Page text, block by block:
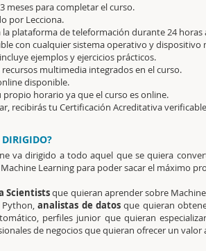
meses para completar el curso.
por Lecciona.
la plataforma de teleformación durante 24 horas
con cualquier sistema operativo y dispositivo
ejemplos y ejercicios prácticos.
recursos multimedia integrados en el curso.
disponible.
propio horario ya que el curso es online.
recibirás tu Certificación Acreditativa
va dirigido a todo aquel que se quiera
Learning para poder sacar el máximo
Scientistsque quieran aprender sobre
Python,analistas de datosque quieran
perfiles junior que quieran
de negocios que quieran ofrecer un valor